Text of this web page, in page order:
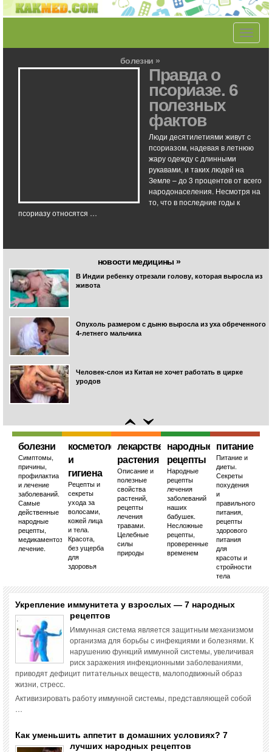
Toggle
болезни »
Правда о
псориазе. 6
полезных
фактов
Люди десятилетиями живут с
псориазом, надевая в летнюю
жару одежду с длинными
рукавами, и таких людей на
Земле – до 3 процентов от всего
народонаселения. Несмотря на
то, что в последние годы к
псориазу относятся …
новости медицины »
В Индии ребенку отрезали голову, которая выросла из
живота
Опухоль размером с дыню выросла из уха обреченного
4-летнего мальчика
Человек-слон из Китая не хочет работать в цирке
уродов
болезни
Симптомы,
причины,
профилактиа
и лечение
заболеваний.
Самые
действенные
народные
рецепты,
медикаментозное
лечение.
косметология
и
гигиена
Рецепты и
секреты
ухода за
волосами,
кожей лица
и тела.
Красота,
без ущерба
для
здоровья
лекарственные
растения
Описание и
полезные
свойства
растений,
рецепты
лечения
травами.
Целебные
силы
природы
народные
рецепты
Народные
рецепты
лечения
заболеваний
наших
бабушек.
Несложные
рецепты,
проверенные
временем
питание
Питание и
диеты.
Секреты
похудения
и
правильного
питания,
рецепты
здорового
питания
для
красоты и
стройности
тела
Укрепление иммунитета у взрослых — 7 народных
рецептов
Иммунная система является защитным механизмом
организма для борьбы с инфекциями и болезнями. К
нарушению функций иммунной системы, увеличивая
риск заражения инфекционными заболеваниями,
приводят дефицит питательных веществ, малоподвижный образ
жизни, стресс.
Активизировать работу иммунной системы, представляющей собой
…
Как уменьшить аппетит в домашних условиях? 7
лучших народных рецептов